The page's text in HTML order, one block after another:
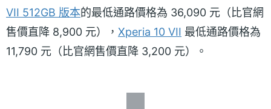
VII 512GB 版本的最低通路價格為 36,090 元（比官網
售價直降 8,900 元）， Xperia 10 VII 最低通路價格為
11,790 元（比官網售價直降 3,200 元）。